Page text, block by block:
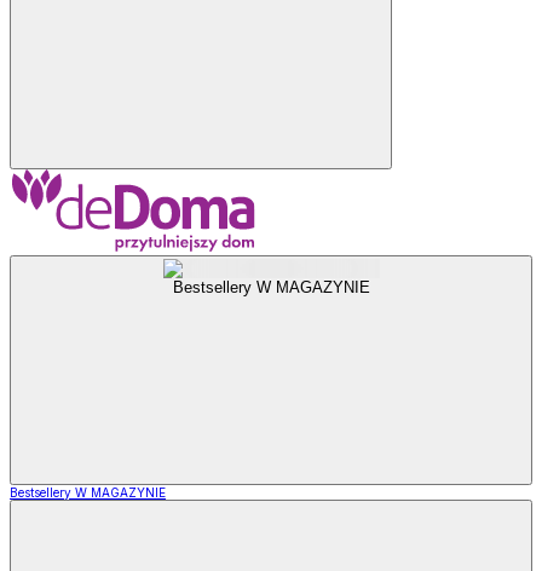
Bestsellery W MAGAZYNIE
Bestsellery W MAGAZYNIE